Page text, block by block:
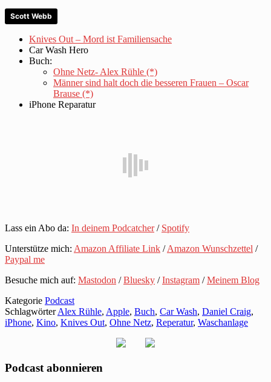
Scott Webb
Knives Out – Mord ist Familiensache
Car Wash Hero
Buch:
Ohne Netz- Alex Rühle (*)
Männer sind halt doch die besseren Frauen – Oscar
Brause (*)
iPhone Reparatur
Lass ein Abo da: In deinem Podcatcher/ Spotify
Unterstütze mich: Amazon Affiliate Link /Amazon Wunschzettel /
Paypal me
Besuche mich auf: Mastodon /Bluesky /Instagram /Meinem Blog
Kategorie Podcast
SchlagwörterAlex Rühle, Apple, Buch, Car Wash, Daniel Craig,
iPhone, Kino, Knives Out, Ohne Netz, Reperatur, Waschanlage
Podcast abonnieren